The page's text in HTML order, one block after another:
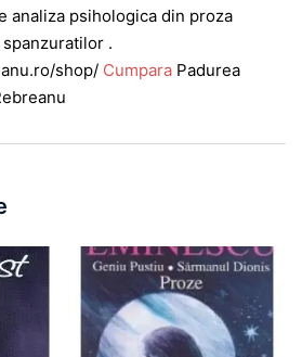
analiza psihologica din proza
.
shop/ Cumpara Padurea